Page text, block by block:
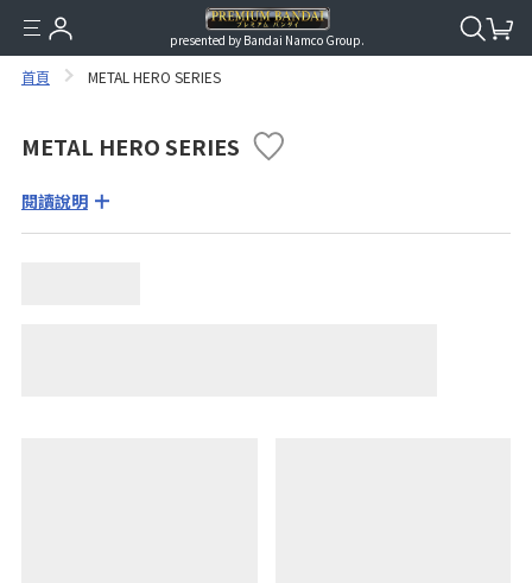
presented by Bandai Namco Group.
首頁 METAL HERO SERIES
METAL HERO SERIES
閱讀說明